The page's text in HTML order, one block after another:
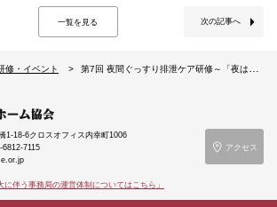
一覧を見る 次の記事へ
修・イベント 第7回 夜間ぐっすり排泄ケア研修～「夜はぐっすり寝て、昼間元気にやりたいことをする」を支えるために、引き算の発想から生まれた排泄ケア～（4/27オンライン）
1-18-6クロスオフィス内幸町1006
6812-7115
に伴う事務局の運営体制についてはこちら」
アクセス